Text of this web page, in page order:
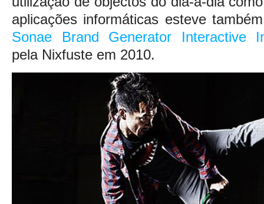
aplicações informáticas esteve
Sonae Brand Generator Interactive
pela Nixfuste em 2010.